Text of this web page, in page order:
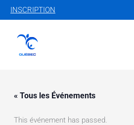
Aller
au
INSCRIPTION
« Tous les Événements
This événement has passed.